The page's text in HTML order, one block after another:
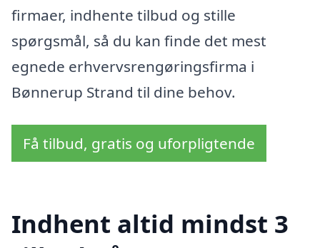
firmaer, indhente tilbud og stille
spørgsmål, så du kan finde det mest
egnede erhvervsrengøringsfirma i
Bønnerup Strand til dine behov.
Få tilbud, gratis og uforpligtende
Indhent altid mindst 3